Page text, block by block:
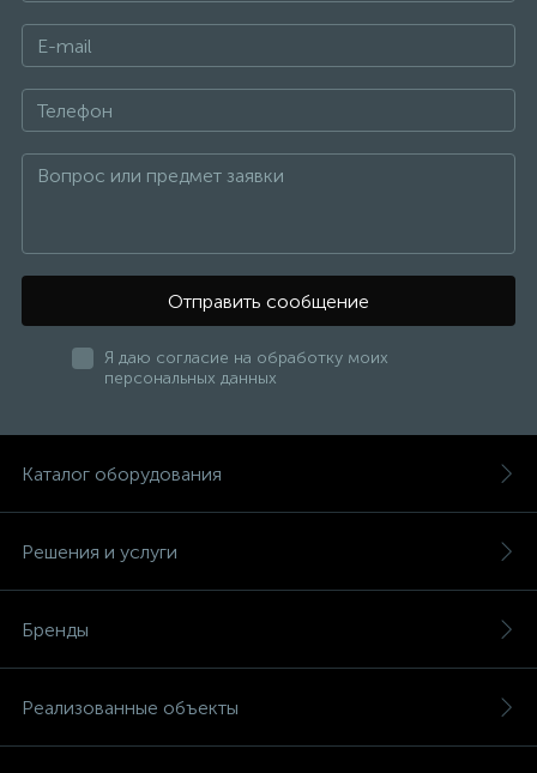
Отправить сообщение
Я даю согласие на обработку моих
персональных данных
Каталог оборудования
Решения и услуги
Бренды
Реализованные объекты